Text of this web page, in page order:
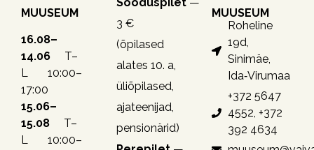
MUUSEUM
16.08–
14.06 T–
L 10:00–
17:00
15.06–
15.08 T–
L 10:00–
3 €
(õpilased
alates 10. a,
üliõpilased,
ajateenijad,
pensionärid)
MUUSEUM
Roheline
19d,
Sinimäe,
Ida‑Virumaa
+372 5647
4552, +372
392 4634